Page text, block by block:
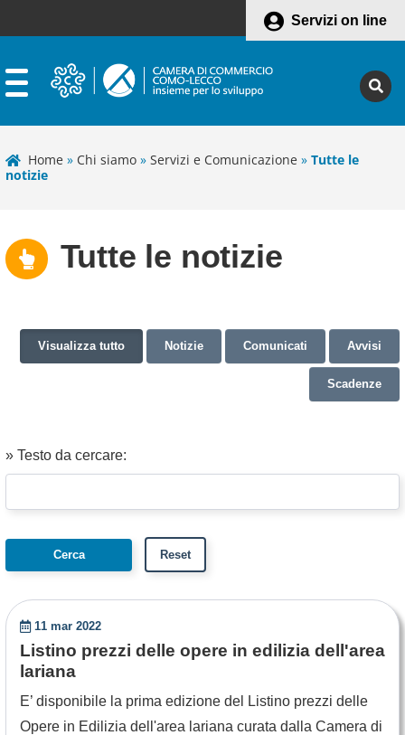
Servizi on line
Home » Chi siamo » Servizi e Comunicazione » Tutte le
notizie
Tutte le notizie
Visualizza tutto Notizie Comunicati Avvisi
Scadenze
» Testo da cercare:
11 mar 2022
Listino prezzi delle opere in edilizia dell'area
lariana
E’ disponibile la prima edizione del Listino prezzi delle
Opere in Edilizia dell'area lariana curata dalla Camera di